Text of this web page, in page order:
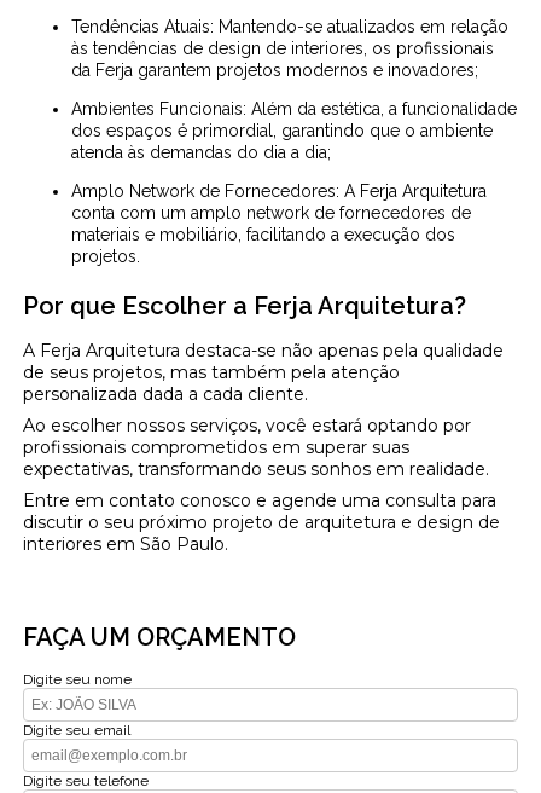
Tendências Atuais: Mantendo-se atualizados em relação
às tendências de design de interiores, os profissionais
da Ferja garantem projetos modernos e inovadores;
Ambientes Funcionais: Além da estética, a funcionalidade
dos espaços é primordial, garantindo que o ambiente
atenda às demandas do dia a dia;
Amplo Network de Fornecedores: A Ferja Arquitetura
conta com um amplo network de fornecedores de
materiais e mobiliário, facilitando a execução dos
projetos.
Por que Escolher a Ferja Arquitetura?
A Ferja Arquitetura destaca-se não apenas pela qualidade
de seus projetos, mas também pela atenção
personalizada dada a cada cliente.
Ao escolher nossos serviços, você estará optando por
profissionais comprometidos em superar suas
expectativas, transformando seus sonhos em realidade.
Entre em contato conosco e agende uma consulta para
discutir o seu próximo projeto de arquitetura e design de
interiores em São Paulo.
FAÇA UM ORÇAMENTO
Digite seu nome
Digite seu email
Digite seu telefone